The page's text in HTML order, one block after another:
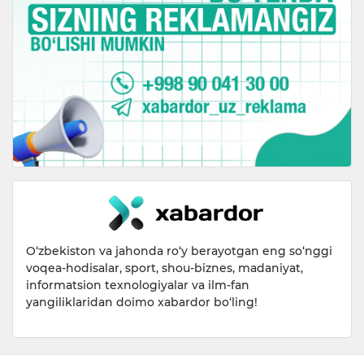
O‘zbekiston va jahonda ro‘y berayotgan eng so‘nggi
voqea-hodisalar, sport, shou-biznes, madaniyat,
informatsion texnologiyalar va ilm-fan
yangiliklaridan doimo xabardor bo‘ling!